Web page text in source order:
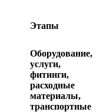
Этапы
Оборудование,
услуги,
фитинги,
расходные
материалы,
транспортные